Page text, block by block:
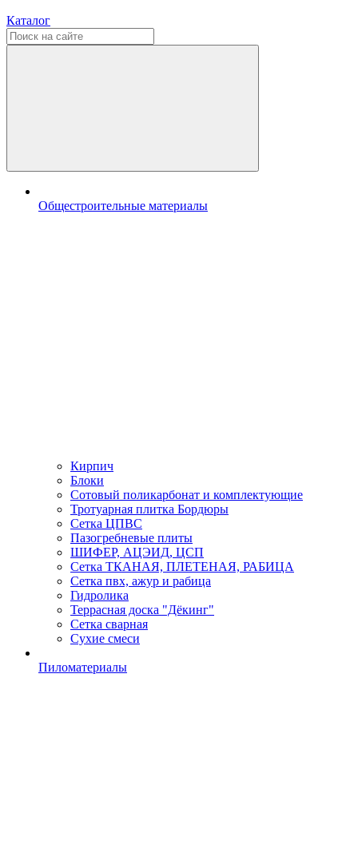
Каталог
Общестроительные материалы
Кирпич
Блоки
Сотовый поликарбонат и комплектующие
Тротуарная плитка Бордюры
Сетка ЦПВС
Пазогребневые плиты
ШИФЕР, АЦЭИД, ЦСП
Сетка ТКАНАЯ, ПЛЕТЕНАЯ, РАБИЦА
Сетка пвх, ажур и рабица
Гидролика
Террасная доска "Дёкинг"
Сетка сварная
Сухие смеси
Пиломатериалы